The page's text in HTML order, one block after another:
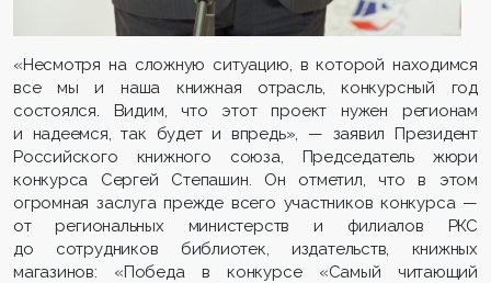
«Несмотря на сложную ситуацию, в которой находимся
все мы и наша книжная отрасль, конкурсный год
состоялся. Видим, что этот проект нужен регионам
и надеемся, так будет и впредь», — заявил Президент
Российского книжного союза, Председатель жюри
конкурса Сергей Степашин. Он отметил, что в этом
огромная заслуга прежде всего участников конкурса —
от региональных министерств и филиалов РКС
до сотрудников библиотек, издательств, книжных
магазинов: «Победа в конкурсе «Самый читающий